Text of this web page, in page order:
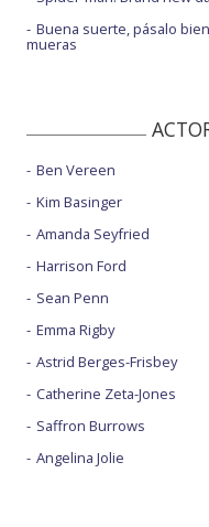
Buena suerte, pásalo
mueras
Ben Vereen
Kim Basinger
Amanda Seyfried
Harrison Ford
Sean Penn
Emma Rigby
Astrid Berges-Frisbey
Catherine Zeta-Jones
Saffron Burrows
Angelina Jolie